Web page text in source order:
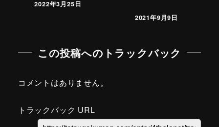
2022年3月25日
2021年9月9日
この投稿へのトラックバック
コメントはありません。
トラックバック URL